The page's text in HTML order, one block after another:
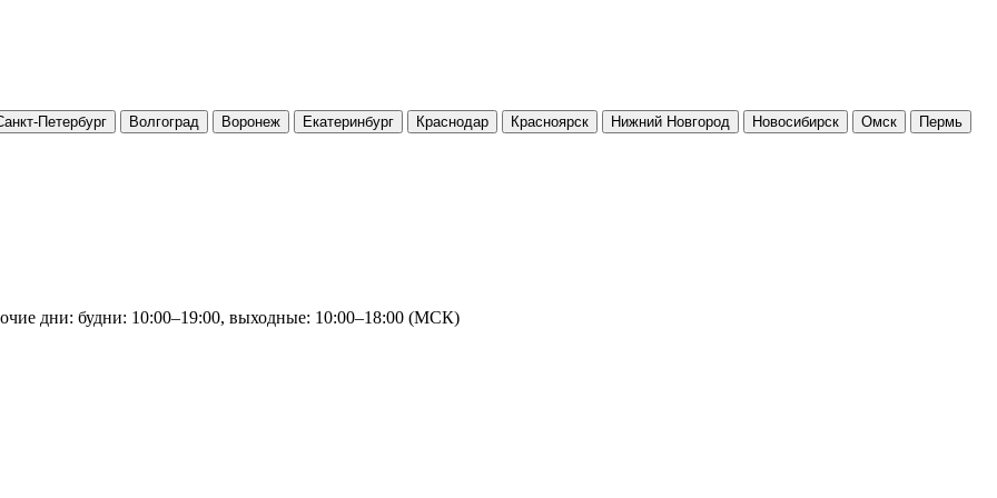
Петербург Волгоград Воронеж Екатеринбург Краснодар Красноярск Нижний Новгород Новосибирск Омск Пермь
дни: будни: 10:00–19:00, выходные: 10:00–18:00 (МСК)